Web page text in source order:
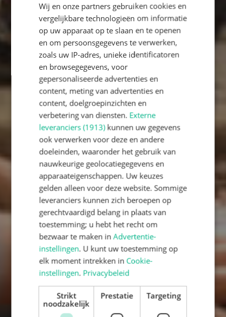
WELKOM OP DE WEBSITE
VAN DE MGR.
HUIBERSSCHOOL.
Leuk dat u nieuwsgierig bent.
Meer weten?
Wij en onze partners gebruiken cookies en
vergelijkbare technologieën om informatie
op uw apparaat op te slaan en te openen
en om persoonsgegevens te verwerken,
zoals uw IP-adres, unieke identificatoren
en browsegegevens, voor
gepersonaliseerde advertenties en
content, meting van advertenties en
content, doelgroepinzichten en
verbetering van diensten. Externe
leveranciers (1913)kunnen uw gegevens
ook verwerken voor deze en andere
doeleinden, waaronder het gebruik van
nauwkeurige geolocatiegegevens en
apparaateigenschappen. Uw keuzes
gelden alleen voor deze website. Sommige
leveranciers kunnen zich beroepen op
gerechtvaardigd belang in plaats van
toestemming; u hebt het recht om
bezwaar te maken inAdvertentie-
instellingen. U kunt uw toestemming op
elk moment intrekken in Cookie-
instellingen. Privacybeleid
Strikt
noodzakelijk
Prestatie Targeting